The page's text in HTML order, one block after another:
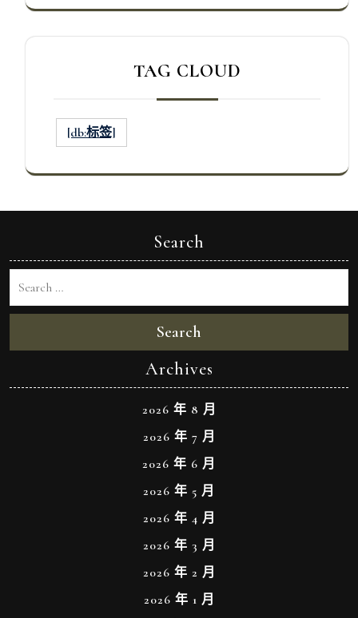
TAG CLOUD
[db:标签]
Search
Search
Archives
2026 年 8 月
2026 年 7 月
2026 年 6 月
2026 年 5 月
2026 年 4 月
2026 年 3 月
2026 年 2 月
2026 年 1 月